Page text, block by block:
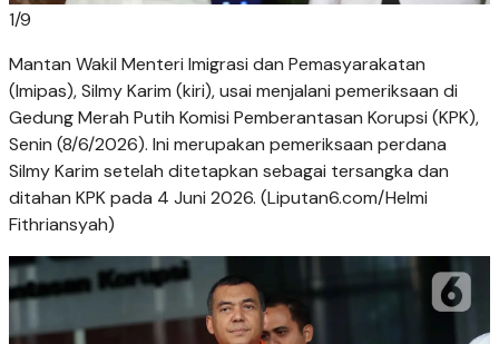
1/9
Mantan Wakil Menteri Imigrasi dan Pemasyarakatan
(Imipas), Silmy Karim (kiri), usai menjalani pemeriksaan di
Gedung Merah Putih Komisi Pemberantasan Korupsi (KPK),
Senin (8/6/2026). Ini merupakan pemeriksaan perdana
Silmy Karim setelah ditetapkan sebagai tersangka dan
ditahan KPK pada 4 Juni 2026. (Liputan6.com/Helmi
Fithriansyah)